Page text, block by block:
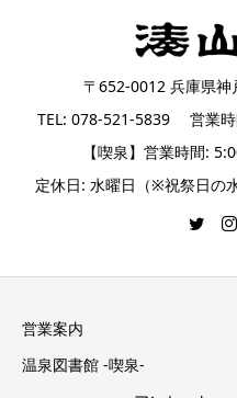
〒652-0012 兵庫県神
TEL: 078-521-5839 営業時
【喫泉】営業時間:
定休日: 水曜日（※祝祭日の
営業案内
温泉図書館 -喫泉-